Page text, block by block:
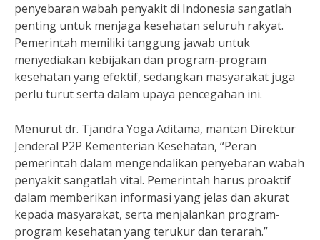
penyebaran wabah penyakit di Indonesia sangatlah
penting untuk menjaga kesehatan seluruh rakyat.
Pemerintah memiliki tanggung jawab untuk
menyediakan kebijakan dan program-program
kesehatan yang efektif, sedangkan masyarakat juga
perlu turut serta dalam upaya pencegahan ini.
Menurut dr. Tjandra Yoga Aditama, mantan Direktur
Jenderal P2P Kementerian Kesehatan, “Peran
pemerintah dalam mengendalikan penyebaran wabah
penyakit sangatlah vital. Pemerintah harus proaktif
dalam memberikan informasi yang jelas dan akurat
kepada masyarakat, serta menjalankan program-
program kesehatan yang terukur dan terarah.”